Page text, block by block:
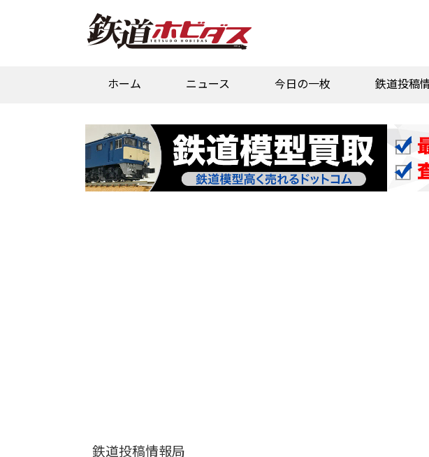
ホーム ニュース 今日の一枚 鉄道投稿
鉄道投稿情報局